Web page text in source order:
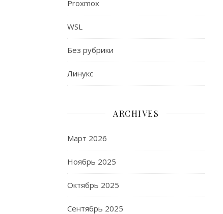
Proxmox
WSL
Без рубрики
Линукс
ARCHIVES
Март 2026
Ноябрь 2025
Октябрь 2025
Сентябрь 2025